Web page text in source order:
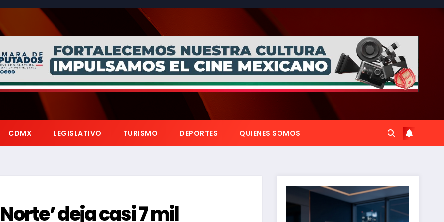
CDMX LEGISLATIVO TURISMO DEPORTES QUIENES SOMOS
deja casi 7 mil